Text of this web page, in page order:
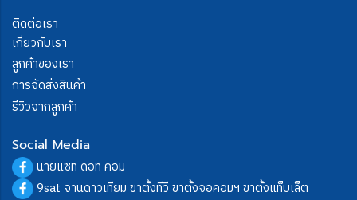
ติดต่อเรา
เกี่ยวกับเรา
ลูกค้าของเรา
การจัดส่งสินค้า
รีวิวจากลูกค้า
Social Media
นายแซท ดอท คอม
9sat จานดาวเทียม ขาตั้งทีวี ขาตั้งจอคอมฯ ขาตั้งแท็บเล็ต